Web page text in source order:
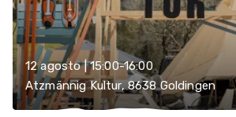
12 agosto | 15:00-16:00
Atzmännig Kultur, 8638 Goldingen